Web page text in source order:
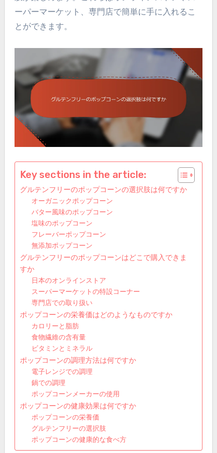
ーパーマーケット、専門店で簡単に手に入れるこ
とができます。
Key sections in the article:
グルテンフリーのポップコーンの選択肢は何ですか
オーガニックポップコーン
バター風味のポップコーン
塩味のポップコーン
フレーバーポップコーン
無添加ポップコーン
グルテンフリーのポップコーンはどこで購入できま
すか
日本のオンラインストア
スーパーマーケットの特設コーナー
専門店での取り扱い
ポップコーンの栄養価はどのようなものですか
カロリーと脂肪
食物繊維の含有量
ビタミンとミネラル
ポップコーンの調理方法は何ですか
電子レンジでの調理
鍋での調理
ポップコーンメーカーの使用
ポップコーンの健康効果は何ですか
ポップコーンの栄養価
グルテンフリーの選択肢
ポップコーンの健康的な食べ方